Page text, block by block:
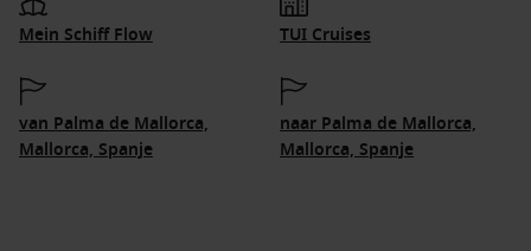
Mein Schiff Flow TUI Cruises
van Palma de Mallorca,
Mallorca, Spanje
naar Palma de Mallorca,
Mallorca, Spanje